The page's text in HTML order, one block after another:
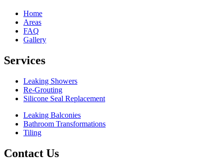
Home
Areas
FAQ
Gallery
Services
Leaking Showers
Re-Grouting
Silicone Seal Replacement
Leaking Balconies
Bathroom Transformations
Tiling
Contact Us